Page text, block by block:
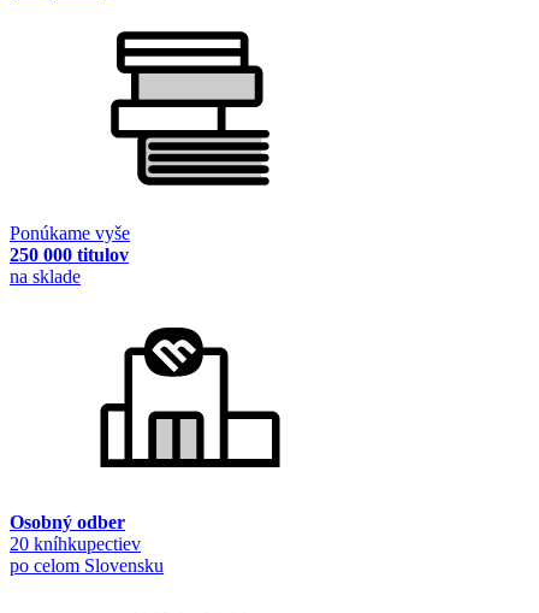
Ponúkame vyše
250 000 titulov
na sklade
Osobný odber
20 kníhkupectiev
po celom Slovensku